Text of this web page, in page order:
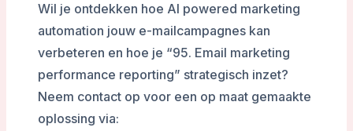
Wil je ontdekken hoe AI powered marketing
automation jouw e-mailcampagnes kan
verbeteren en hoe je “95. Email marketing
performance reporting” strategisch inzet?
Neem contact op voor een op maat gemaakte
oplossing via: